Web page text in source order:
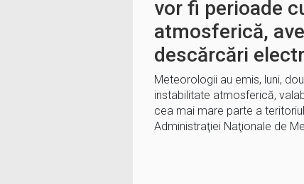
vor fi perioade
atmosferică,
descărcări
Meteorologii au emis, luni,
instabilitate atmosferică,
cea mai mare parte a
Administraţiei Naţionale de